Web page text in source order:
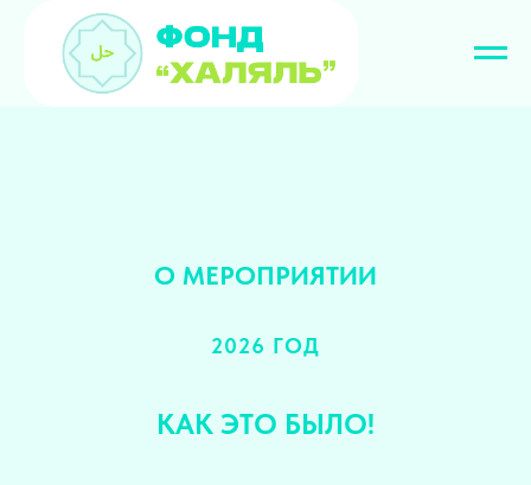
О МЕРОПРИЯТИИ
2026 ГОД
КАК ЭТО БЫЛО!